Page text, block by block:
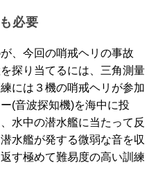
必要
、今回の哨戒ヘリの事故
探り当てるには、三角測量
には３機の哨戒ヘリが参加
(音波探知機)を海中に投
水中の潜水艦に当たって反
水艦が発する微弱な音を収
す極めて難易度の高い訓練